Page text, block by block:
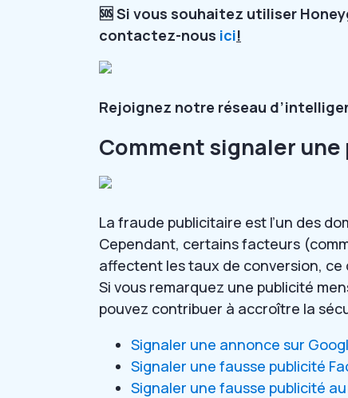
🆘 Si vous souhaitez utiliser
contactez-nous ici!
Rejoignez notre réseau
Comment signaler
La fraude publicitaire est l’un des
Cependant, certains facteurs
affectent les taux de conversion,
Si vous remarquez une publicité
pouvez contribuer à accroître la
Signaler une annonce sur
Signaler une fausse publicité
Signaler une fausse publicité